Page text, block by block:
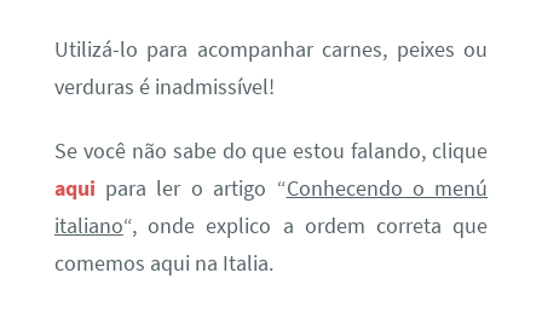
Utilizá-lo para acompanhar carnes, peixes ou
verduras é inadmissível!
Se você não sabe do que estou falando, clique
aqui para ler o artigo “Conhecendo o menú
italiano“, onde explico a ordem correta que
comemos aqui na Italia.